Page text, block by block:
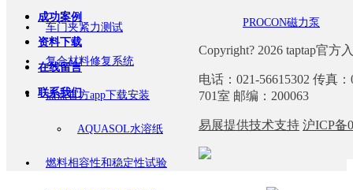
成功案例
资料下载
在线留言
联系我们
车门夹紧力测试
复合材料修复系统
点点官方app下载安装
AQUASOL水溶纸
燃料相容性和稳定性试验
PROCON磁力泵
Copyright? 2026 taptap官方
电话：021-56615302 传真
701室 邮编：200063
易展提供技术支持 沪ICP备